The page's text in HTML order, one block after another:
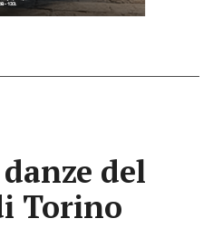
del
Torino